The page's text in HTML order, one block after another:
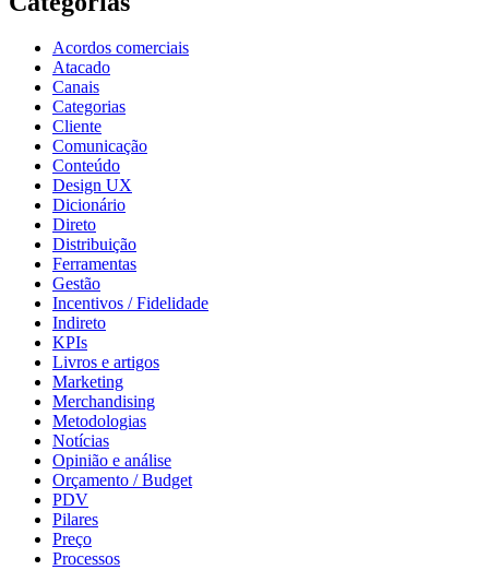
Acordos comerciais
Atacado
Canais
Categorias
Cliente
Comunicação
Conteúdo
Design UX
Dicionário
Direto
Distribuição
Ferramentas
Gestão
Incentivos / Fidelidade
Indireto
KPIs
Livros e artigos
Marketing
Merchandising
Metodologias
Notícias
Opinião e análise
Orçamento / Budget
PDV
Pilares
Preço
Processos